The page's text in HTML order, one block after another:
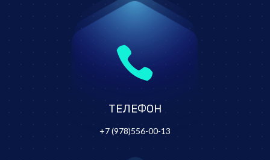

ТЕЛЕФОН
+7 (978)556-00-13